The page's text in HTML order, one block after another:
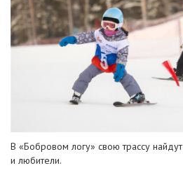
В «Бобровом логу» свою трассу найдут
и любители.